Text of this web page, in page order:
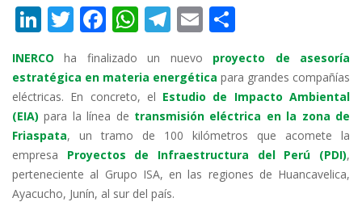
Li
k
e
dI
n
T
w
itt
er
F
ac
e
b
o
o
k
W
at
s
A
p
p
T
e
gr
a
m
E
ai
l
m
p
ar
ti
r
INERCO ha finalizado un nuevo proyecto de asesoría
estratégica en materia energética para grandes compañías
eléctricas. En concreto, el Estudio de Impacto Ambiental
(EIA) para la línea de transmisión eléctrica en la zona de
Friaspata, un tramo de 100 kilómetros que acomete la
empresa Proyectos de Infraestructura del Perú (PDI),
perteneciente al Grupo ISA, en las regiones de Huancavelica,
Ayacucho, Junín, al sur del país.